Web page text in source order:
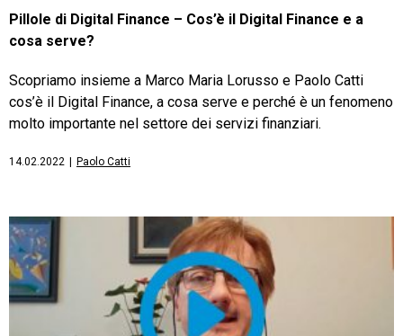
Pillole di Digital Finance – Cos’è il Digital Finance e a
cosa serve?
Scopriamo insieme a Marco Maria Lorusso e Paolo Catti
cos’è il Digital Finance, a cosa serve e perché è un fenomeno
molto importante nel settore dei servizi finanziari.
14.02.2022 Paolo Catti